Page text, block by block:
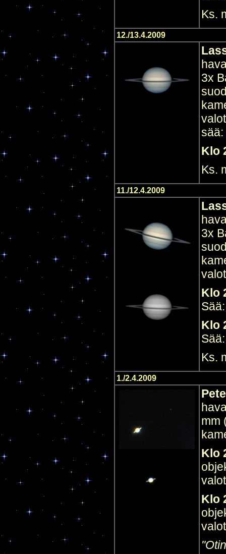
Ks.
12./13.4.2009
3x
sää:
Klo
Ks.
11./12.4.2009
3x
Klo
Klo
Ks.
1./2.4.2009
mm
Klo
Klo